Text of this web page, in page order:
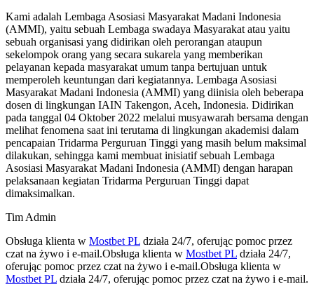
Kami adalah Lembaga Asosiasi Masyarakat Madani Indonesia
(AMMI), yaitu sebuah Lembaga swadaya Masyarakat atau yaitu
sebuah organisasi yang didirikan oleh perorangan ataupun
sekelompok orang yang secara sukarela yang memberikan
pelayanan kepada masyarakat umum tanpa bertujuan untuk
memperoleh keuntungan dari kegiatannya. Lembaga Asosiasi
Masyarakat Madani Indonesia (AMMI) yang diinisia oleh beberapa
dosen di lingkungan IAIN Takengon, Aceh, Indonesia. Didirikan
pada tanggal 04 Oktober 2022 melalui musyawarah bersama dengan
melihat fenomena saat ini terutama di lingkungan akademisi dalam
pencapaian Tridarma Perguruan Tinggi yang masih belum maksimal
dilakukan, sehingga kami membuat inisiatif sebuah Lembaga
Asosiasi Masyarakat Madani Indonesia (AMMI) dengan harapan
pelaksanaan kegiatan Tridarma Perguruan Tinggi dapat
dimaksimalkan.
Tim Admin
Obsługa klienta w Mostbet PL działa 24/7, oferując pomoc przez
czat na żywo i e-mail.Obsługa klienta w Mostbet PL działa 24/7,
oferując pomoc przez czat na żywo i e-mail.Obsługa klienta w
Mostbet PL działa 24/7, oferując pomoc przez czat na żywo i e-mail.